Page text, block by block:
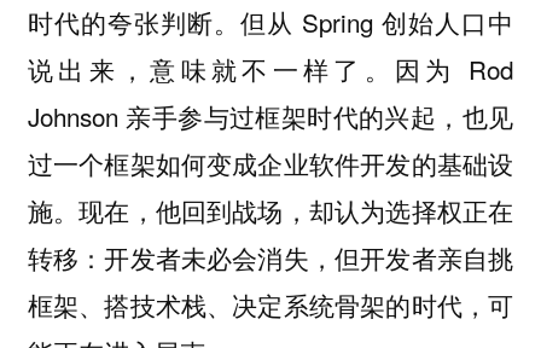
时代的夸张判断。但从 Spring 创始人口中
说出来，意味就不一样了。因为 Rod
Johnson 亲手参与过框架时代的兴起，也见
过一个框架如何变成企业软件开发的基础设
施。现在，他回到战场，却认为选择权正在
转移：开发者未必会消失，但开发者亲自挑
框架、搭技术栈、决定系统骨架的时代，可